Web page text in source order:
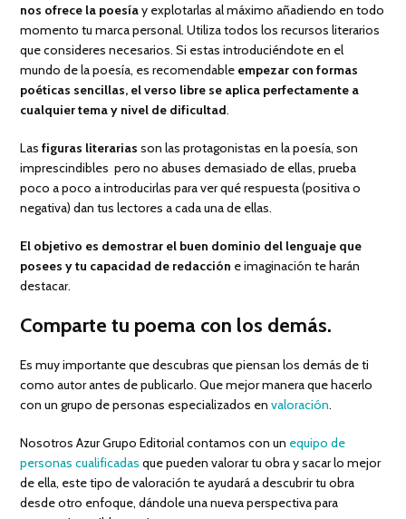
nos ofrece la poesíay explotarlas al máximo añadiendo en todo
momento tu marca personal. Utiliza todos los recursos literarios
que consideres necesarios. Si estas introduciéndote en el
mundo de la poesía, es recomendable empezar con formas
poéticas sencillas, el verso libre se aplica perfectamente a
cualquier tema y nivel de dificultad.
Lasfiguras literarias son las protagonistas en la poesía, son
imprescindibles pero no abuses demasiado de ellas, prueba
poco a poco a introducirlas para ver qué respuesta (positiva o
negativa) dan tus lectores a cada una de ellas.
El objetivo es demostrar el buen dominio del lenguaje que
posees y tu capacidad de redacción e imaginación te harán
destacar.
Comparte tu poema con los demás.
Es muy importante que descubras que piensan los demás de ti
como autor antes de publicarlo. Que mejor manera que hacerlo
con un grupo de personas especializados envaloración.
Nosotros Azur Grupo Editorial contamos con un equipo de
personas cualificadas que pueden valorar tu obra y sacar lo mejor
de ella, este tipo de valoración te ayudará a descubrir tu obra
desde otro enfoque, dándole una nueva perspectiva para